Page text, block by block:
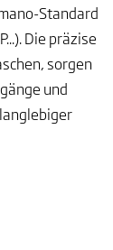
Standard
Die präzise
sorgen
und